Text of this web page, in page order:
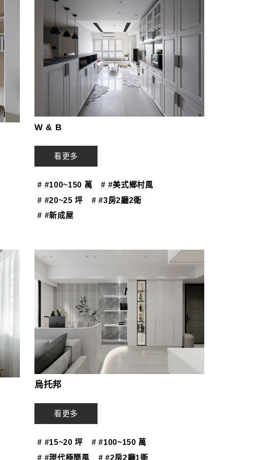
W & B
看更多
# #100~150 萬
# #美式鄉村風
# #20~25 坪
# #3房2廳2衛
# #新成屋
烏托邦
看更多
# #15~20 坪
# #100~150 萬
# #現代極簡風
# #2房2廳1衛